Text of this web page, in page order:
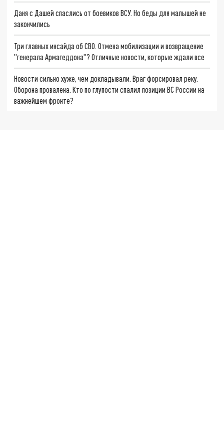
Даня с Дашей спаслись от боевиков ВСУ. Но беды для малышей не
закончились
Три главных инсайда об СВО. Отмена мобилизации и возвращение
"генерала Армагеддона"? Отличные новости, которые ждали все
Новости сильно хуже, чем докладывали. Враг форсировал реку.
Оборона провалена. Кто по глупости спалил позиции ВС России на
важнейшем фронте?